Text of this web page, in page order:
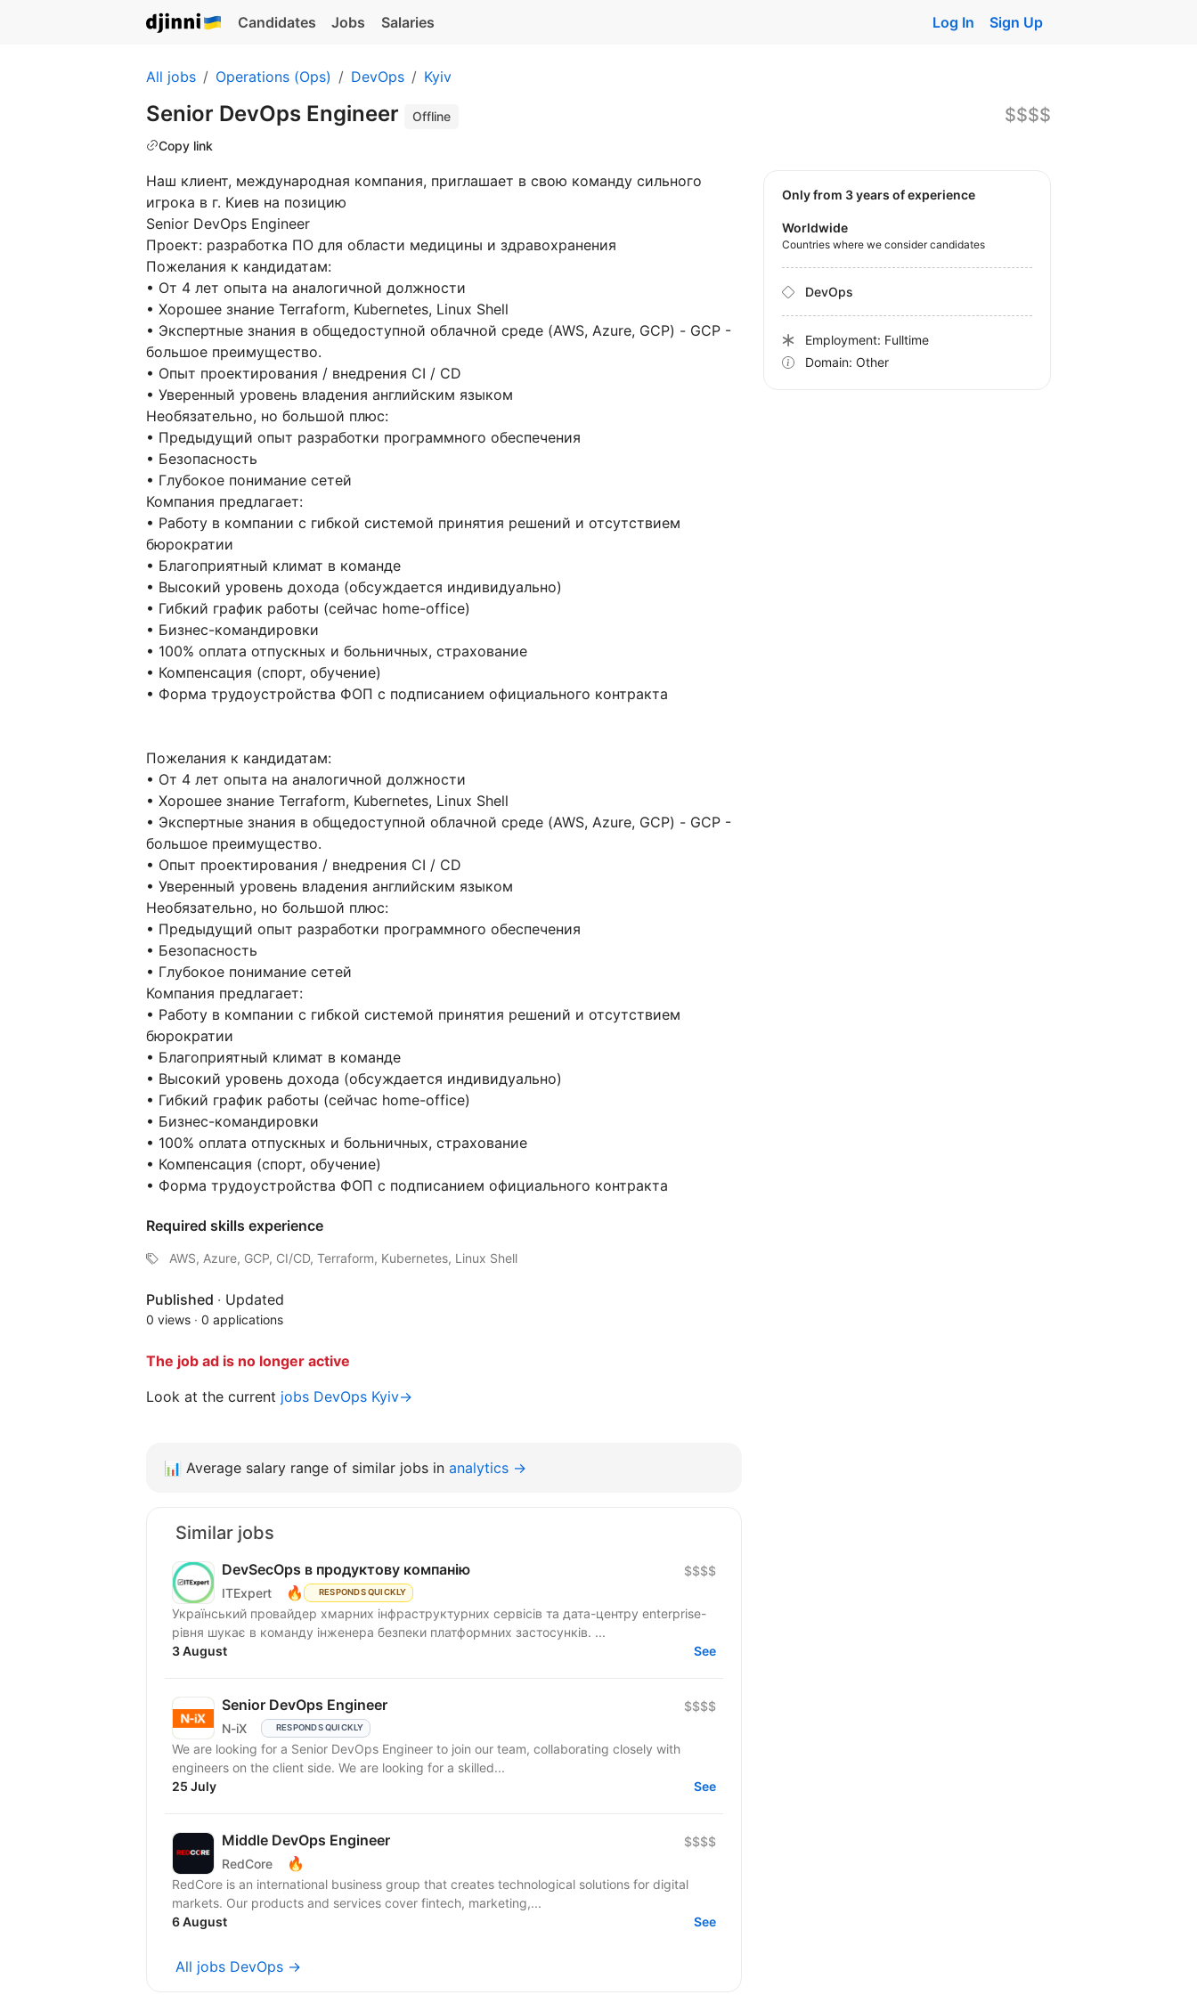
Candidates Jobs Salaries Log In Sign Up
All jobs Operations (Ops) DevOps Kyiv
Senior DevOps Engineer
Offline
Copy link
$$$$
Наш клиент, международная компания, приглашает в свою команду сильного
игрока в г. Киев на позицию
Senior DevOps Engineer
Проект: разработка ПО для области медицины и здравохранения
Пожелания к кандидатам:
• От 4 лет опыта на аналогичной должности
• Хорошее знание Terraform, Kubernetes, Linux Shell
• Экспертные знания в общедоступной облачной среде (AWS, Azure, GCP) - GCP -
большое преимущество.
• Опыт проектирования / внедрения CI / CD
• Уверенный уровень владения английским языком
Необязательно, но большой плюс:
• Предыдущий опыт разработки программного обеспечения
• Безопасность
• Глубокое понимание сетей
Компания предлагает:
• Работу в компании с гибкой системой принятия решений и отсутствием
бюрократии
• Благоприятный климат в команде
• Высокий уровень дохода (обсуждается индивидуально)
• Гибкий график работы (сейчас home-office)
• Бизнес-командировки
• 100% оплата отпускных и больничных, страхование
• Компенсация (спорт, обучение)
• Форма трудоустройства ФОП с подписанием официального контракта
Пожелания к кандидатам:
• От 4 лет опыта на аналогичной должности
• Хорошее знание Terraform, Kubernetes, Linux Shell
• Экспертные знания в общедоступной облачной среде (AWS, Azure, GCP) - GCP -
большое преимущество.
• Опыт проектирования / внедрения CI / CD
• Уверенный уровень владения английским языком
Необязательно, но большой плюс:
• Предыдущий опыт разработки программного обеспечения
• Безопасность
• Глубокое понимание сетей
Компания предлагает:
• Работу в компании с гибкой системой принятия решений и отсутствием
бюрократии
• Благоприятный климат в команде
• Высокий уровень дохода (обсуждается индивидуально)
• Гибкий график работы (сейчас home-office)
• Бизнес-командировки
• 100% оплата отпускных и больничных, страхование
• Компенсация (спорт, обучение)
• Форма трудоустройства ФОП с подписанием официального контракта
Required skills experience
AWS, Azure, GCP, CI/CD, Terraform, Kubernetes, Linux Shell
Published · Updated
0 views · 0 applications
The job ad is no longer active
Look at the current jobs DevOps Kyiv→
Only from 3 years of experience
Worldwide
Countries where we consider candidates
DevOps
Employment: Fulltime
Domain: Other
📊 Average salary range of similar jobs in analytics →
Similar jobs
DevSecOps в продуктову компанію
ITExpert 🔥 RESPONDS QUICKLY
$$$$
Український провайдер хмарних інфраструктурних сервісів та дата-центру enterprise-
рівня шукає в команду інженера безпеки платформних застосунків. ...
3 August
See
Senior DevOps Engineer
N-iX RESPONDS QUICKLY
$$$$
We are looking for a Senior DevOps Engineer to join our team, collaborating closely with
engineers on the client side. We are looking for a skilled...
25 July
See
Middle DevOps Engineer
RedCore 🔥
$$$$
RedCore is an international business group that creates technological solutions for digital
markets. Our products and services cover fintech, marketing,...
6 August
See
All jobs DevOps →